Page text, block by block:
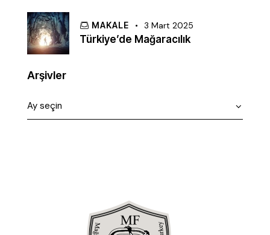
MAKALE 3 Mart 2025
Türkiye’de Mağaracılık
Arşivler